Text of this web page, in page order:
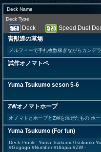
Deck Name
Deck Type
Deck Speed Duel
害獣達の墓場
メルフィーで手札枚数稼ぎながらカンデ
試作オノマトペ
Yuma Tsukumo seson 5-6
ZWオノマトホープ
オノマトとホープとZWを混ぜたもの ホ
Yuma Tsukumo (For fun)
Deck Profile: Yuma Tsukumo/Tsukumo
#Gogogo #Number #Utopia #ZW -